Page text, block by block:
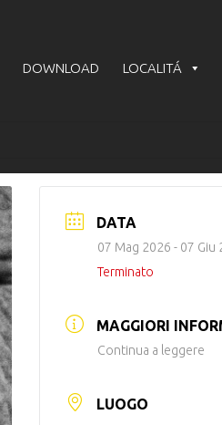
DOWNLOAD LOCALITÁ
DATA
07 Mag 2026 - 07 Giu
Terminato
MAGGIORI
Continua a leggere
LUOGO